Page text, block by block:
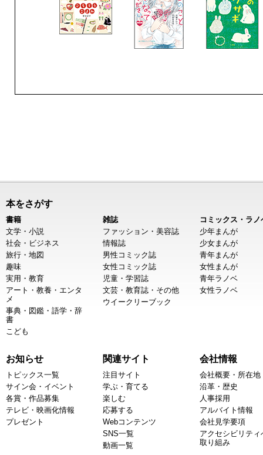
本をさがす
書籍
文学・小説
社会・ビジネス
旅行・地図
趣味
実用・教育
アート・教養・エンタ
メ
事典・図鑑・語学・辞
書
こども
雑誌
ファッション・美容誌
情報誌
男性コミック誌
女性コミック誌
児童・学習誌
文芸・教育誌・その他
ウイークリーブック
コミックス・ラノ
少年まんが
少女まんが
青年まんが
女性まんが
青年ラノベ
女性ラノベ
お知らせ
トピックス一覧
サイン会・イベント
各賞・作品募集
テレビ・映画化情報
プレゼント
関連サイト
注目サイト
学ぶ・育てる
楽しむ
応募する
Webコンテンツ
SNS一覧
動画一覧
会社情報
会社概要・所在地
沿革・歴史
人事採用
アルバイト情報
会社見学要項
アクセシビリティ
取り組み